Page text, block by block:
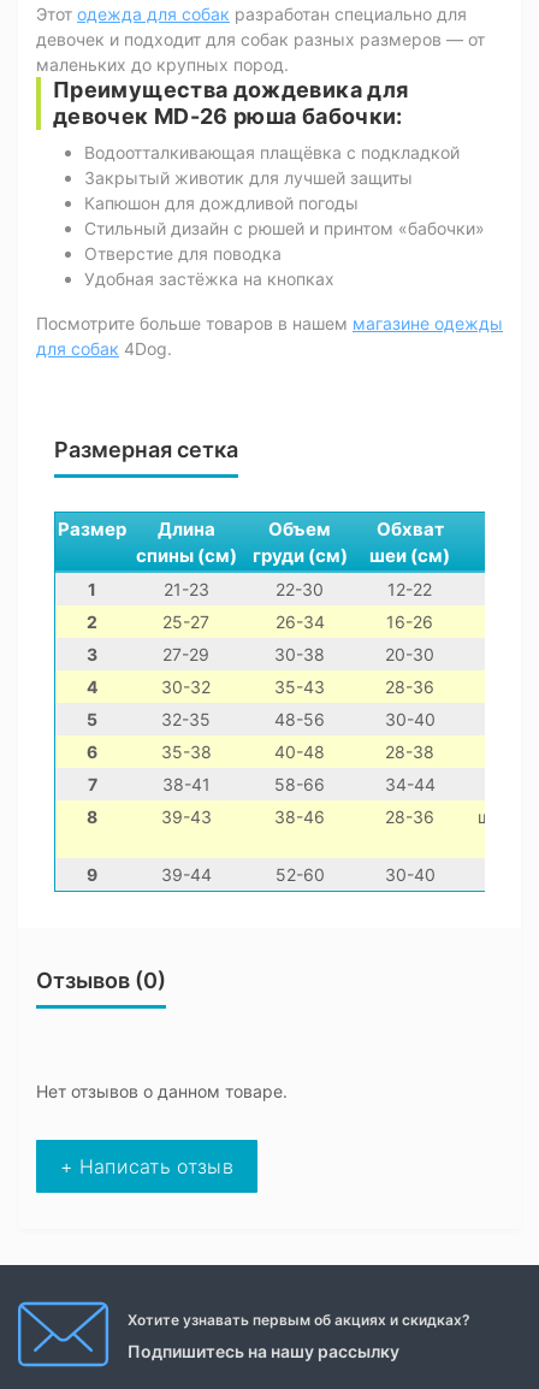
Этот одежда для собак разработан специально для
девочек и подходит для собак разных размеров — от
маленьких до крупных пород.
Преимущества дождевика для
девочек MD-26 рюша бабочки:
Водоотталкивающая плащёвка с подкладкой
Закрытый животик для лучшей защиты
Капюшон для дождливой погоды
Стильный дизайн с рюшей и принтом «бабочки»
Отверстие для поводка
Удобная застёжка на кнопках
Посмотрите больше товаров в нашем магазине одежды
для собак 4Dog.
Размерная сетка
Размер
Длина
спины (см)
Объем
груди (см)
Обхват
шеи (см)
1 21-23 22-30 12-22
2
25-27 26-34
16-26
3
27-29 30-38
20-30
4
30-32 35-43
28-36
5
32-35 48-56
30-40
6
35-38 40-48 28-38
7
38-41 58-66
34-44
8
39-43 38-46 28-36 шит-
9 39-44 52-60 30-40
Отзывов (0)
Нет отзывов о данном товаре.
+ Написать отзыв
Хотите узнавать первым об акциях и скидках?
Подпишитесь на нашу рассылку